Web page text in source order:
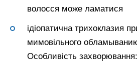
волосся може ламатися
ідіопатична трихоклазия
мимовільного
Особливість